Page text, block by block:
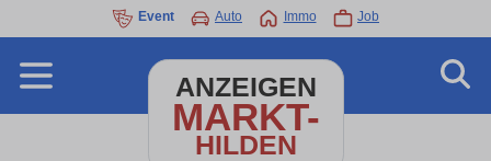
Event Auto Immo Job
ANZEIGEN
MARKT-
HILDEN